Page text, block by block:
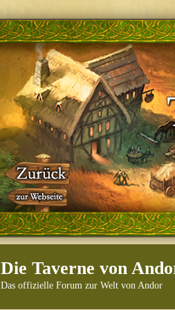
Die Taverne von
Das offizielle Forum zur Welt von Andor